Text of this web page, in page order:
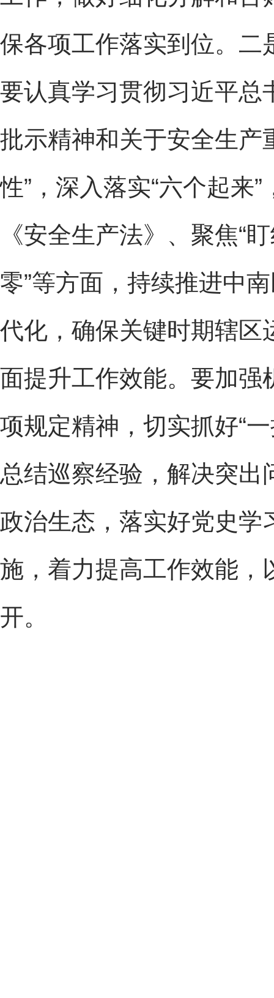
保各项工作落实到位。二
要认真学习贯彻习近平总
批示精神和关于安全生产
性”，深入落实“六个起来
《安全生产法》、聚焦“
零”等方面，持续推进中
代化，确保关键时期辖区
面提升工作效能。要加强
项规定精神，切实抓好“
总结巡察经验，解决突出
政治生态，落实好党史学
施，着力提高工作效能，
开。